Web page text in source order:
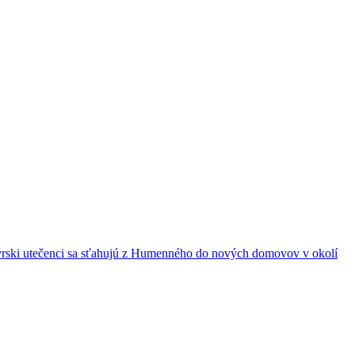
utečenci sa sťahujú z Humenného do nových domovov v okolí